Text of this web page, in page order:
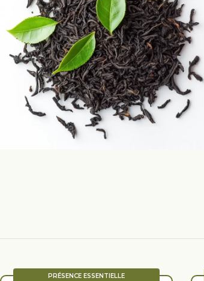
PRÉSENCE ESSENTIELLE